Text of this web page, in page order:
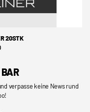
20STK
verpasse keine News rund